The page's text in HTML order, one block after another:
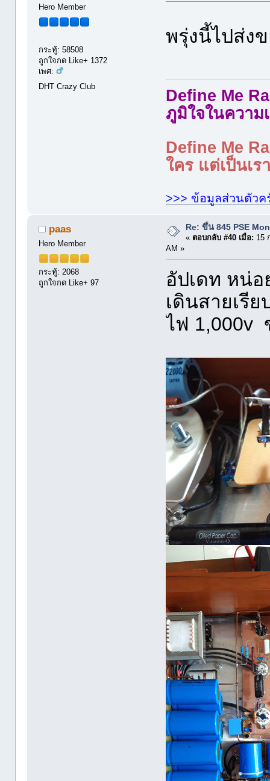
Hero Member
กระทู้: 58508
ถูกใจกด Like+ 1372
เพศ:
DHT Crazy Club
พรุ่งนี้ไปส่ง
Define Me
ภูมิใจในความ
Define Me
ใคร แต่เป็นเ
>>> ข้อมูลส่วนตัวค
paas
Hero Member
กระทู้: 2068
ถูกใจกด Like+ 97
Re: ขึ้น 845 PSE
« ตอบกลับ #40 เมื่อ: 15
AM »
อัปเดท หน่อ
เดินสายเรี
ไฟ 1,000v